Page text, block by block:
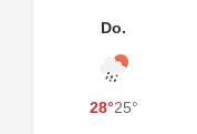
Do.
28°25°